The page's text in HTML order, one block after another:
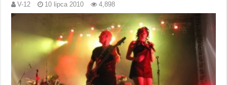
V-12 10 lipca 2010 4,898